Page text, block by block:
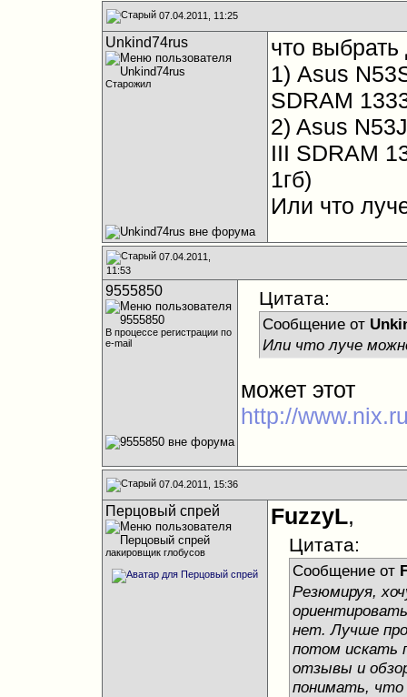
07.04.2011, 11:25
Unkind74rus
Старожил
что
1) Asus
SDRAM
2) Asus
III SDRAM
1гб)
Или что
07.04.2011,
11:53
9555850
В процессе регистрации по
e-mail
Цитата:
Сообщение от
Или что луче
может этот
http://
07.04.2011, 15:36
Перцовый спрей
лакировщик глобусов
FuzzyL,
Цитата:
Сообщение от
Резюмируя,
нет. Лучше
потом искать
отзывы и
понимать, что